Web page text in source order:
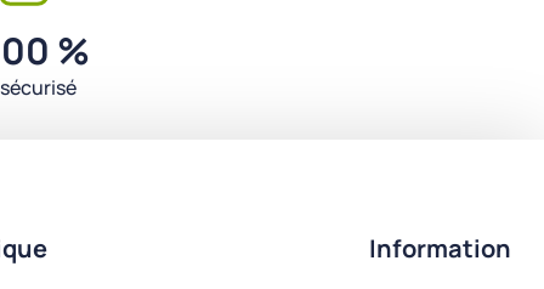
%
sécurisé
Information